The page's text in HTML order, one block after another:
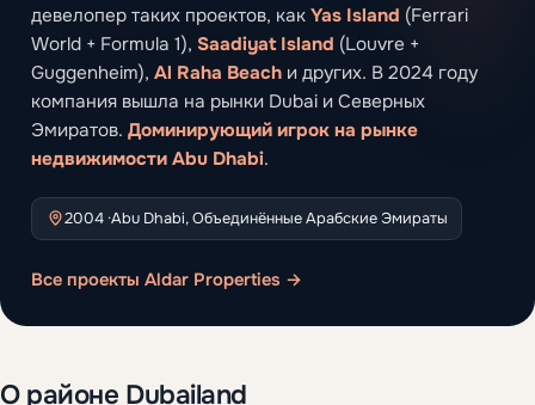
девелопер таких проектов, как Yas Island (Ferrari
World + Formula 1), Saadiyat Island (Louvre +
Guggenheim), Al Raha Beach и других. В 2024 году
компания вышла на рынки Dubai и Северных
Эмиратов. Доминирующий игрок на рынке
недвижимости Abu Dhabi.
2004 ·Abu Dhabi, Объединённые Арабские Эмираты
Все проекты Aldar Properties →
О районе Dubailand